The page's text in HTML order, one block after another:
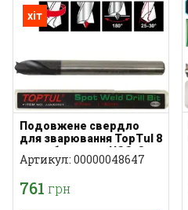
хіт
Подовжене свердло
для зварювання TopTul 8
мм кобальтове HSS-Co
Артикул: 00000048647
761 грн